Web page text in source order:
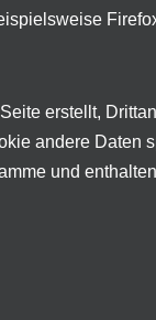
erstellt,
andere Daten
und